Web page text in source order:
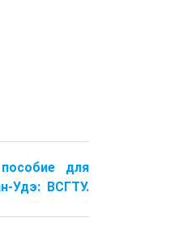
для
Удэ: ВСГТУ.